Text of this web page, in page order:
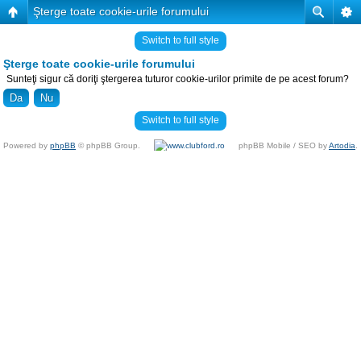
Şterge toate cookie-urile forumului
Switch to full style
Şterge toate cookie-urile forumului
Sunteţi sigur că doriţi ştergerea tuturor cookie-urilor primite de pe acest forum?
Switch to full style
Powered by phpBB © phpBB Group. phpBB Mobile / SEO byArtodia